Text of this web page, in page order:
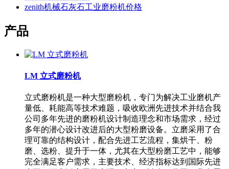
zenith机械石灰石工业磨粉机价格
产品
LM 立式磨粉机
立式磨粉机是一种大型磨粉机，专门为解决工业磨机产
量低、耗能高等技术难题，吸收欧洲先进技术并结合我
公司多年先进的磨粉机设计制造理念和市场需求，经过
多年的潜心设计改进后的大型粉磨设备。立磨采用了合
理可靠的结构设计，配合先进工艺流程，集烘干、粉
磨、选粉、提升于一体，尤其在大型粉磨工艺中，能够
完全满足客户需求，主要技术、经济指标达到国际先进